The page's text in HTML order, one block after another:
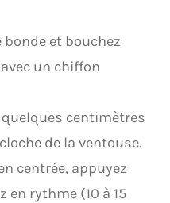
bonde et bouchez
un chiffon
quelques centimètres
de la ventouse.
centrée, appuyez
en rythme (10 à 15